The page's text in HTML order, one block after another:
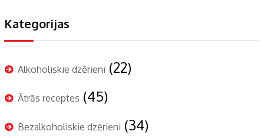
Kategorijas
Alkoholiskie dzērieni (22)
Ātrās receptes (45)
Bezalkoholiskie dzērieni (34)